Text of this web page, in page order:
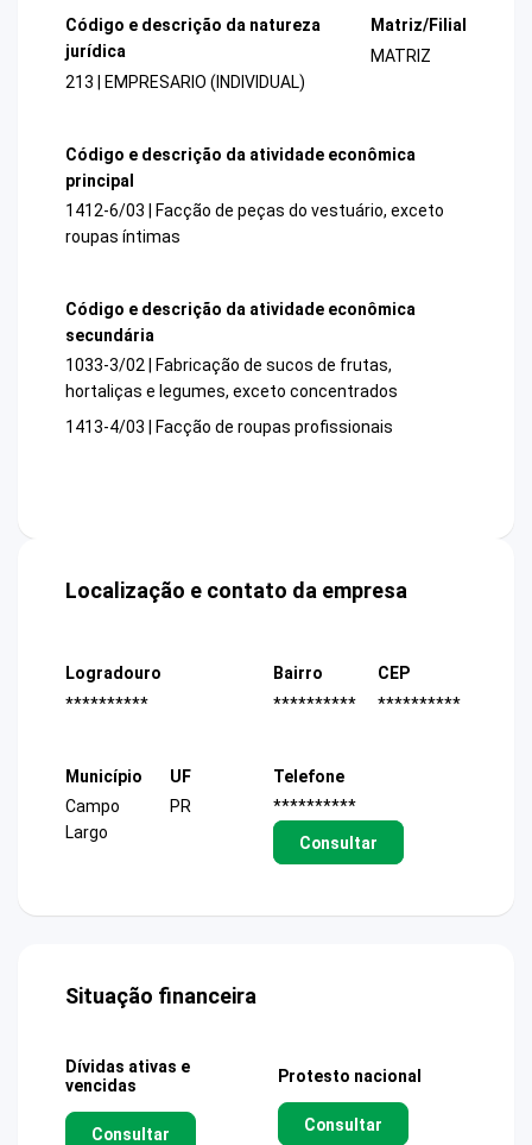
Código e descrição da natureza
jurídica
213 | EMPRESARIO (INDIVIDUAL)
Matriz/Filial
MATRIZ
Código e descrição da atividade econômica
principal
1412-6/03 | Facção de peças do vestuário, exceto
roupas íntimas
Código e descrição da atividade econômica
secundária
1033-3/02 | Fabricação de sucos de frutas,
hortaliças e legumes, exceto concentrados
1413-4/03 | Facção de roupas profissionais
Localização e contato da empresa
Logradouro
**********
Bairro
**********
CEP
**********
Município
Campo
Largo
UF
PR
Telefone
**********
Consultar
Situação financeira
Dívidas ativas e
vencidas
Consultar
Protesto nacional
Consultar